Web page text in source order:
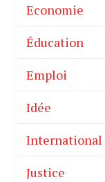
Economie
Éducation
Emploi
Idée
International
Justice